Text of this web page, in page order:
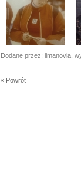
Dodane przez: limanovia,
« Powrót